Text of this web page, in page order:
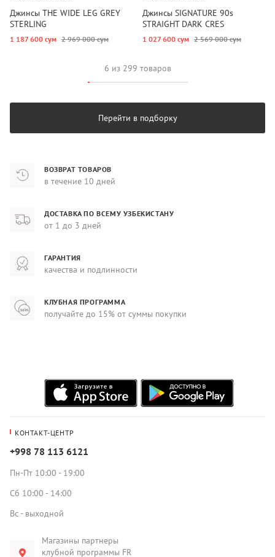
Джинсы THE WIDE LEG GREY
STERLING
1 187 600 сум 2 969 000 сум
Джинсы SIGNATURE 90s
STRAIGHT DARK CRES
1 027 600 сум 2 569 000 сум
6 из 299 товаров
Перейти в подборку
ВОЗВРАТ ТОВАРОВ
в течение 10 дней
ДОСТАВКА ПО ВСЕМУ УЗБЕКИСТАНУ
от 1 до 3 дней
ГАРАНТИЯ
качества и подлинности
КЛУБНАЯ ПРОГРАММА
получайте до 15% от суммы покупки
КОНТАКТ-ЦЕНТР
+998 78 113 6121
Пн-Пт 10:00 - 19:00
Сб 10:00 - 14:00
Вс - выходной
Магазины партнеры
клубной программы FR